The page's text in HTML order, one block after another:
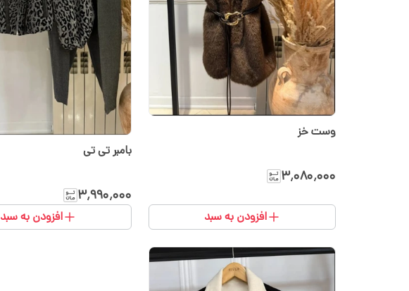
وست خز
۳٬۰۸۰٬۰۰۰
افزودن به سبد
بامبر تی تی
۳٬۹۹۰٬۰۰۰
افزودن به سبد